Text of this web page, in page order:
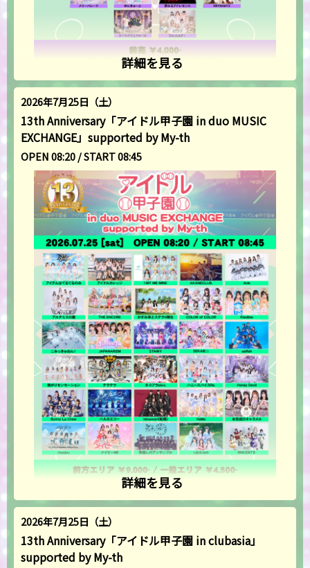
詳細を見る
2026年7月25日（土）
13th Anniversary「アイドル甲子園 in duo MUSIC
EXCHANGE」supported by My-th
OPEN 08:20 / START 08:45
詳細を見る
2026年7月25日（土）
13th Anniversary「アイドル甲子園 in clubasia」
supported by My-th